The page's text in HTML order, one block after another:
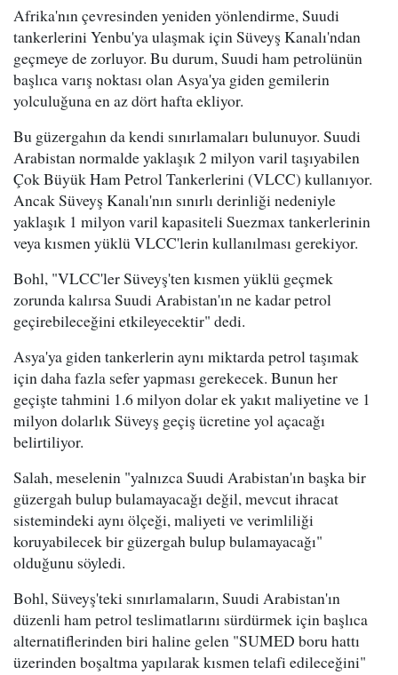
Afrika'nın çevresinden yeniden yönlendirme, Suudi
tankerlerini Yenbu'ya ulaşmak için Süveyş Kanalı'ndan
geçmeye de zorluyor. Bu durum, Suudi ham petrolünün
başlıca varış noktası olan Asya'ya giden gemilerin
yolculuğuna en az dört hafta ekliyor.
Bu güzergahın da kendi sınırlamaları bulunuyor. Suudi
Arabistan normalde yaklaşık 2 milyon varil taşıyabilen
Çok Büyük Ham Petrol Tankerlerini (VLCC) kullanıyor.
Ancak Süveyş Kanalı'nın sınırlı derinliği nedeniyle
yaklaşık 1 milyon varil kapasiteli Suezmax tankerlerinin
veya kısmen yüklü VLCC'lerin kullanılması gerekiyor.
Bohl, "VLCC'ler Süveyş'ten kısmen yüklü geçmek
zorunda kalırsa Suudi Arabistan'ın ne kadar petrol
geçirebileceğini etkileyecektir" dedi.
Asya'ya giden tankerlerin aynı miktarda petrol taşımak
için daha fazla sefer yapması gerekecek. Bunun her
geçişte tahmini 1.6 milyon dolar ek yakıt maliyetine ve 1
milyon dolarlık Süveyş geçiş ücretine yol açacağı
belirtiliyor.
Salah, meselenin "yalnızca Suudi Arabistan'ın başka bir
güzergah bulup bulamayacağı değil, mevcut ihracat
sistemindeki aynı ölçeği, maliyeti ve verimliliği
koruyabilecek bir güzergah bulup bulamayacağı"
olduğunu söyledi.
Bohl, Süveyş'teki sınırlamaların, Suudi Arabistan'ın
düzenli ham petrol teslimatlarını sürdürmek için başlıca
alternatiflerinden biri haline gelen "SUMED boru hattı
üzerinden boşaltma yapılarak kısmen telafi edileceğini"